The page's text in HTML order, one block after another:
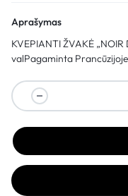
Aprašymas
KVEPIANTI ŽVAKĖ
valPagaminta Prancūzijoje